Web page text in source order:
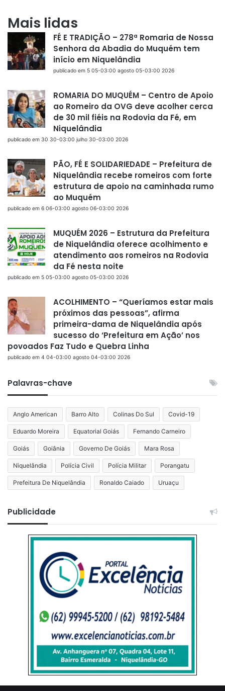
Mais lidas
FÉ E TRADIÇÃO – 278ª Romaria de Nossa
Senhora da Abadia do Muquém tem
início em Niquelândia
publicado em 5 05-03:00 agosto 05-03:00 2026
ROMARIA DO MUQUÉM – Centro de Apoio
ao Romeiro da OVG deve acolher cerca
de 30 mil fiéis na Rodovia da Fé, em
Niquelândia
publicado em 30 30-03:00 julho 30-03:00 2026
PÃO, FÉ E SOLIDARIEDADE – Prefeitura de
Niquelândia recebe romeiros com forte
estrutura de apoio na caminhada rumo
ao Muquém
publicado em 6 06-03:00 agosto 06-03:00 2026
MUQUÉM 2026 – Estrutura da Prefeitura
de Niquelândia oferece acolhimento e
atendimento aos romeiros na Rodovia
da Fé nesta noite
publicado em 5 05-03:00 agosto 05-03:00 2026
ACOLHIMENTO – “Queríamos estar mais
próximos das pessoas”, afirma
primeira-dama de Niquelândia após
sucesso do ‘Prefeitura em Ação’ nos
povoados Faz Tudo e Quebra Linha
publicado em 4 04-03:00 agosto 04-03:00 2026
Palavras-chave
Anglo American Barro Alto Colinas Do Sul Covid-19
Eduardo Moreira Equatorial Goiás Fernando Carneiro
Goiás Goiânia Governo De Goiás Mara Rosa
Niquelândia Polícia Civil Polícia Militar Porangatu
Prefeitura De Niquelândia Ronaldo Caiado Uruaçu
Publicidade